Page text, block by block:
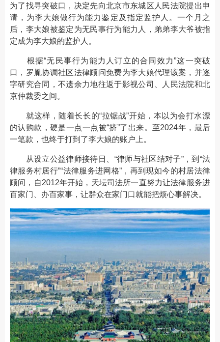
为了找寻突破口，决定先向北京市东城区人民法院提出申
请，为李大娘做行为能力鉴定及指定监护人。一个月之
后，李大娘被鉴定为无民事行为能力人，弟弟李大爷被指
定成为李大娘的监护人。
根据“无民事行为能力人订立的合同效力”这一突破
口，罗胤协调社区法律顾问免费为李大娘代理该案，并逐
字研究合同，不遗余力地往返于影视公司、人民法院和北
京仲裁委之间。
就这样，随着长长的“拉锯战”开始，本以为会打水漂
的认购款，硬是一点一点被“挤”了出来。至2024年，最后
一笔款，也终于打到了李大娘的账户上。
从设立公益律师接待日、“律师与社区结对子”，到“法
律服务村居行”“法律服务进网格”，再到现如今的村居法律
顾问，自2012年开始，天坛司法所一直努力让法律服务进
百家门、办百家事，让群众在家门口就能把烦心事解决。